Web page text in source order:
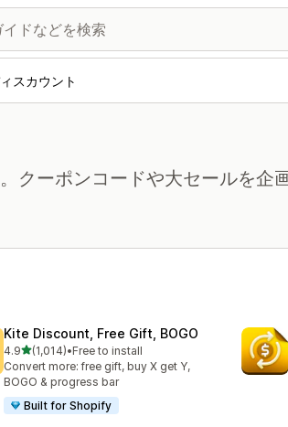
スカウント
クーポンコードや大セールを企
Kite Discount, Free Gift, BOGO
4.95つ星中
(1,014)
合計レビュー数：1014件
•Free to install
Convert more: free gift, buy X get Y,
BOGO & progress bar
Built for Shopify